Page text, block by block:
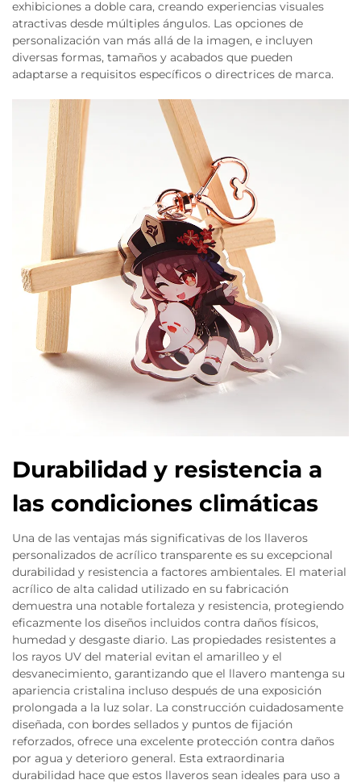
exhibiciones a doble cara, creando experiencias visuales
atractivas desde múltiples ángulos. Las opciones de
personalización van más allá de la imagen, e incluyen
diversas formas, tamaños y acabados que pueden
adaptarse a requisitos específicos o directrices de marca.
Durabilidad y resistencia a
las condiciones climáticas
Una de las ventajas más significativas de los llaveros
personalizados de acrílico transparente es su excepcional
durabilidad y resistencia a factores ambientales. El material
acrílico de alta calidad utilizado en su fabricación
demuestra una notable fortaleza y resistencia, protegiendo
eficazmente los diseños incluidos contra daños físicos,
humedad y desgaste diario. Las propiedades resistentes a
los rayos UV del material evitan el amarilleo y el
desvanecimiento, garantizando que el llavero mantenga su
apariencia cristalina incluso después de una exposición
prolongada a la luz solar. La construcción cuidadosamente
diseñada, con bordes sellados y puntos de fijación
reforzados, ofrece una excelente protección contra daños
por agua y deterioro general. Esta extraordinaria
durabilidad hace que estos llaveros sean ideales para uso a